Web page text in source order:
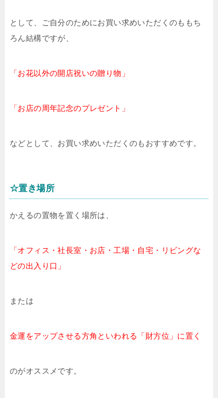
として、ご自分のためにお買い求めいただくのももち
ろん結構ですが、
「お花以外の開店祝いの贈り物」
「お店の周年記念のプレゼント」
などとして、お買い求めいただくのもおすすめです。
☆置き場所
かえるの置物を置く場所は、
「オフィス・社長室・お店・工場・自宅・リビングな
どの出入り口」
または
金運をアップさせる方角といわれる「財方位」に置く
のがオススメです。